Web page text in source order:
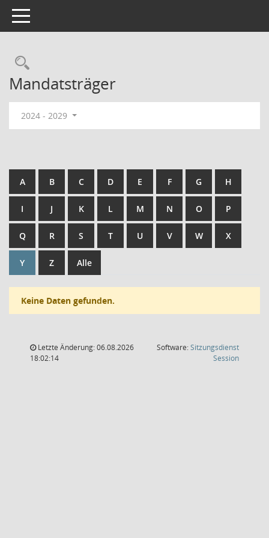
Toggle navigation
Rechercheauswahl
Mandatsträger
2024 - 2029
A B C D E F G H
I J K L M N O P
Q R S T U V W X
Y Z Alle
Keine Daten gefunden.
Letzte Änderung: 06.08.2026
18:02:14
Software:Sitzungsdienst
Session(Wird in